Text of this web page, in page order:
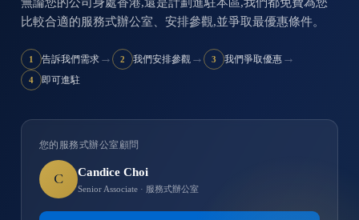
比較合適的服務式辦公室、安排參觀,並爭取最優惠條件。
1 告訴我們需求 → 2 我們安排參觀 → 3 我們爭取優惠 →
4 即可進駐
您的服務式辦公室顧問
C Candice Choi
Senior Associate · 服務式辦公室